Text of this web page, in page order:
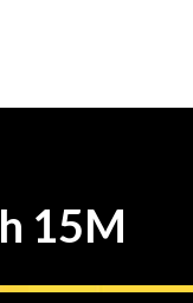
15M